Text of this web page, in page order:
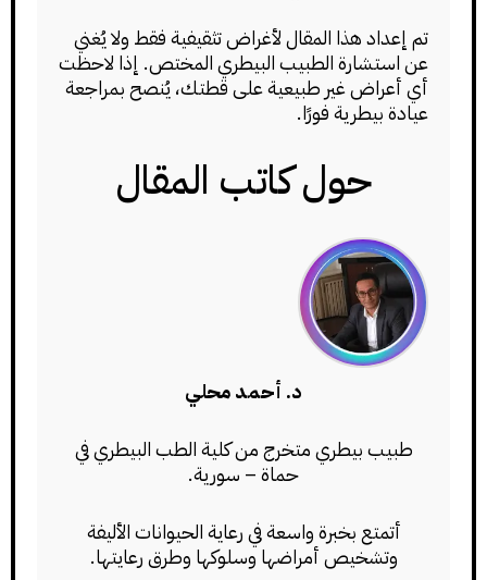
تم إعداد هذا المقال لأغراض تثقيفية فقط ولا يُغني
عن استشارة الطبيب البيطري المختص. إذا لاحظت
أي أعراض غير طبيعية على قطتك، يُنصح بمراجعة
عيادة بيطرية فورًا.
حول كاتب المقال
د. أحمد محلي
طبيب بيطري متخرج من كلية الطب البيطري في
حماة – سورية.
أتمتع بخبرة واسعة في رعاية الحيوانات الأليفة
وتشخيص أمراضها وسلوكها وطرق رعايتها.